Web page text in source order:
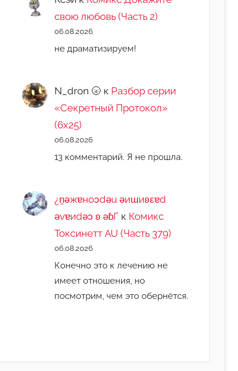
свою любовь (Часть 2)
06.08.2026
не драматизируем!
N_dron 🌝 к Разбор серии
«Секретный Протокол»
(6х25)
06.08.2026
13 комментарий. Я не прошла.
¿n̯ǝжɐноɔdǝu ǝиɯиʚεɐd
ǝvɐиdǝɔ ʚ ǝɓГ к Комикс
Токсинетт AU (Часть 379)
06.08.2026
Конечно это к лечению не
имеет отношения, но
посмотрим, чем это обернётся.